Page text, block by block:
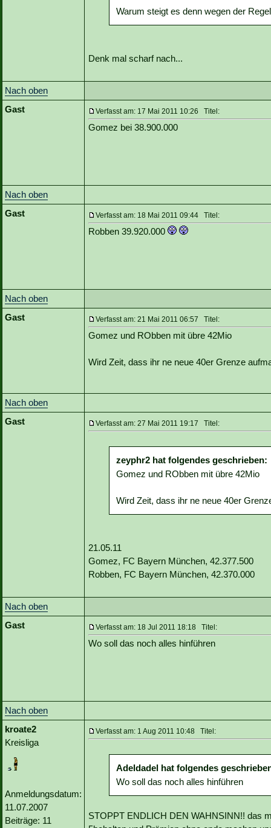
Warum steigt es denn wegen der
Denk mal scharf nach...
Nach oben
Gast
Verfasst am: 17 Mai 2011 10:26 Titel:
Gomez bei 38.900.000
Nach oben
Gast
Verfasst am: 18 Mai 2011 09:44 Titel:
Robben 39.920.000
Nach oben
Gast
Verfasst am: 21 Mai 2011 06:57 Titel:
Gomez und RObben mit übre 42Mio
Wird Zeit, dass ihr ne neue 40er Grenze
Nach oben
Gast
Verfasst am: 27 Mai 2011 19:17 Titel:
zeyphr2 hat folgendes geschrieben:
Gomez und RObben mit übre 42Mio
Wird Zeit, dass ihr ne neue 40er
21.05.11
Gomez, FC Bayern München, 42.377.500
Robben, FC Bayern München, 42.370.000
Nach oben
Gast
Verfasst am: 18 Jul 2011 18:18 Titel:
Wo soll das noch alles hinführen
Nach oben
kroate2
Kreisliga
Anmeldungsdatum:
11.07.2007
Beiträge: 11
Verfasst am: 1 Aug 2011 10:48 Titel:
Adeldadel hat folgendes
Wo soll das noch alles hinführen
STOPPT ENDLICH DEN WAHNSINN!! das